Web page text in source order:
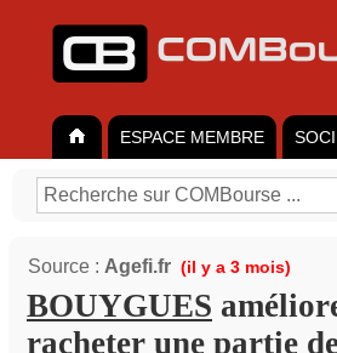
ESPACE MEMBRE
Source : Agefi.fr (il y a 3 mois)
BOUYGUES
racheter une partie